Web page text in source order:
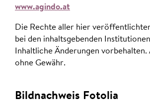
www.agindo.at
Die Rechte aller hier
bei den inhaltsgebenden
Inhaltliche Änderungen vorbehalten.
ohne Gewähr.
Bildnachweis Fotolia